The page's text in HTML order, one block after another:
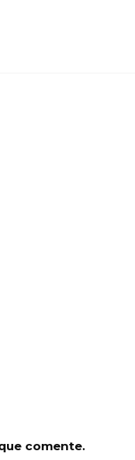
comente.